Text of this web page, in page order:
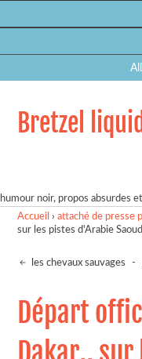
Bretzel
humour noir, propos absurdes
Accueil ›attaché de presse
sur les pistes d'Arabie
les chevaux sauvages -
Départ